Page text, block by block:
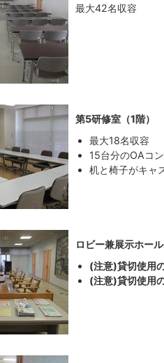
最大42名収容
第5研修室（1階）
最大18名収容
15台分のOAコ
机と椅子がキャ
ロビー兼展示ホール
(注意)貸切使用
(注意)貸切使用